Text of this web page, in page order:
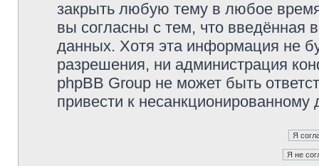
закрыть любую тему в любое
вы согласны с тем, что введённая
данных. Хотя эта информация не
разрешения, ни администрация
phpBB Group не может быть
привести к несанкционированному